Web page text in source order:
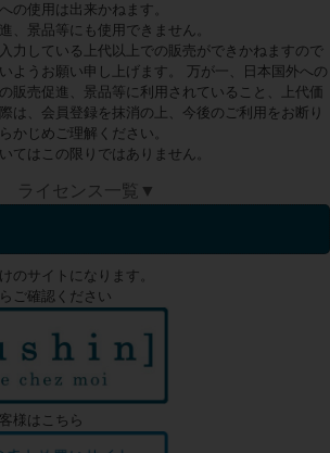
の使用は出来かねます。
、景品等にも使用できません。
力している上代以上での販売ができかねますので
ようお願い申し上げます。 万が一、日本国外への
販売促進、景品等に利用されていること、上代価
は、会員登録を抹消の上、今後のご利用をお断り
かじめご理解ください。
てはこの限りではありません。
ライセンス一覧▼
のサイトになります。
ご確認ください
様はこちら